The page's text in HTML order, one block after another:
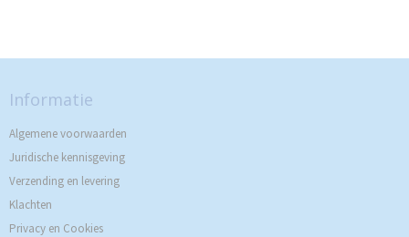
Informatie
Algemene voorwaarden
Juridische kennisgeving
Verzending en levering
Klachten
Privacy en Cookies